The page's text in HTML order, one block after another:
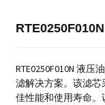
RTE0250F010N 液
滤解决方案。 该滤芯
佳性能和使用寿命。